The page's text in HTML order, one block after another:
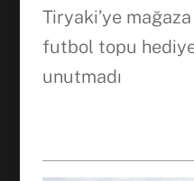
Tiryaki’ye
futbol topu
unutmadı